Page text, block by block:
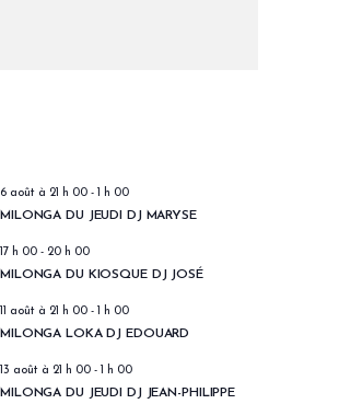
6 août à 21 h 00 - 1 h 00
MILONGA DU JEUDI DJ MARYSE
17 h 00 - 20 h 00
MILONGA DU KIOSQUE DJ JOSÉ
11 août à 21 h 00 - 1 h 00
MILONGA LOKA DJ EDOUARD
13 août à 21 h 00 - 1 h 00
MILONGA DU JEUDI DJ JEAN-PHILIPPE